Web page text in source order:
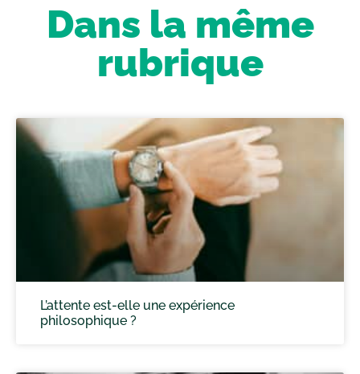
Dans la même
rubrique
L’attente est-elle une expérience
philosophique ?